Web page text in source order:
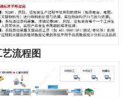
艺流程图